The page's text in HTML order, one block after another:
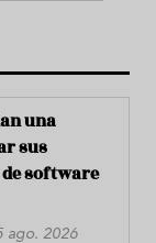
una
sus
software
ago. 2026